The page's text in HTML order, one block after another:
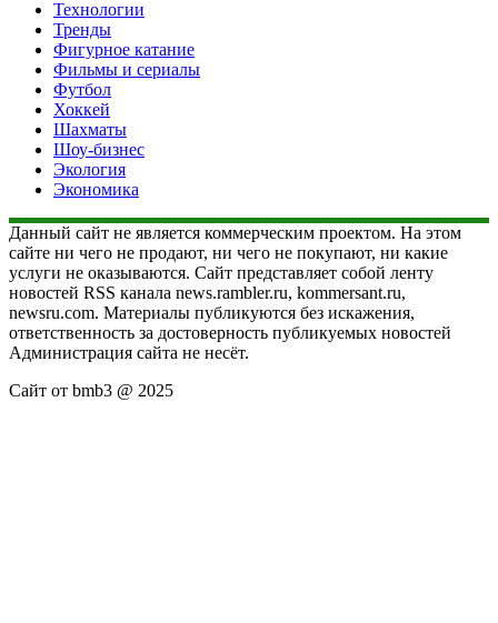
Технологии
Тренды
Фигурное катание
Фильмы и сериалы
Футбол
Хоккей
Шахматы
Шоу-бизнес
Экология
Экономика
Данный сайт не является коммерческим проектом. На этом
сайте ни чего не продают, ни чего не покупают, ни какие
услуги не оказываются. Сайт представляет собой ленту
новостей RSS канала news.rambler.ru, kommersant.ru,
newsru.com. Материалы публикуются без искажения,
ответственность за достоверность публикуемых новостей
Администрация сайта не несёт.
Сайт от bmb3 @ 2025